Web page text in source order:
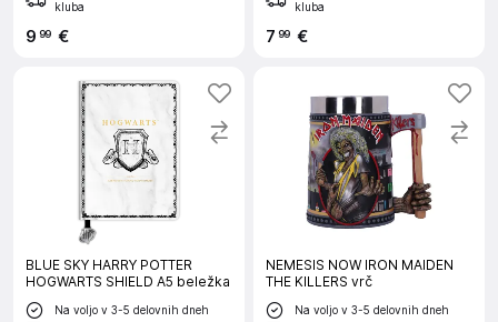
kluba
9 99 €
kluba
7 99 €
BLUE SKY HARRY POTTER
HOGWARTS SHIELD A5 beležka
Na voljo v 3-5 delovnih dneh
NEMESIS NOW IRON MAIDEN
THE KILLERS vrč
Na voljo v 3-5 delovnih dneh